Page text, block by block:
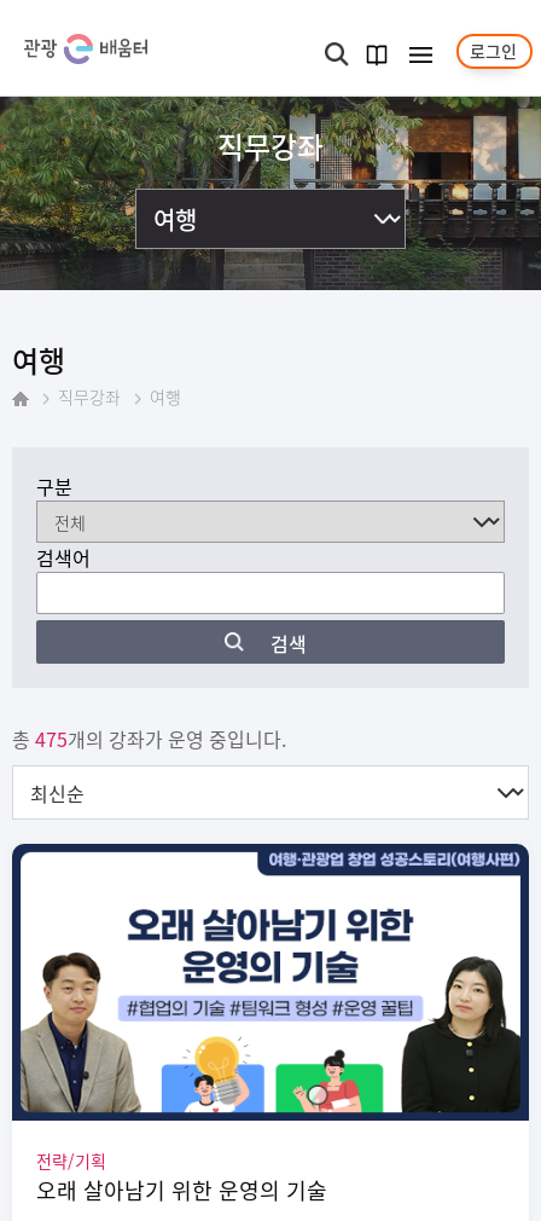
검색
과정
안내서
메뉴보기 로그인
직무강좌
여행
직무강좌 여행
구분
검색어
검색
총 475개의 강좌가 운영 중입니다.
전략/기획
오래 살아남기 위한 운영의 기술